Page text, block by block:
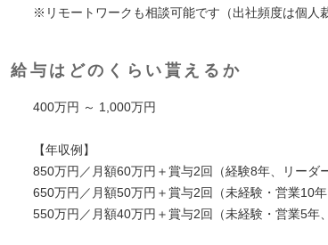
※リモートワークも相談可能です（出社頻度は個人
給与はどのくらい貰えるか
400万円 ～ 1,000万円
【年収例】
850万円／月額60万円＋賞与2回（経験8年、リーダー
650万円／月額50万円＋賞与2回（未経験・営業10年
550万円／月額40万円＋賞与2回（未経験・営業5年